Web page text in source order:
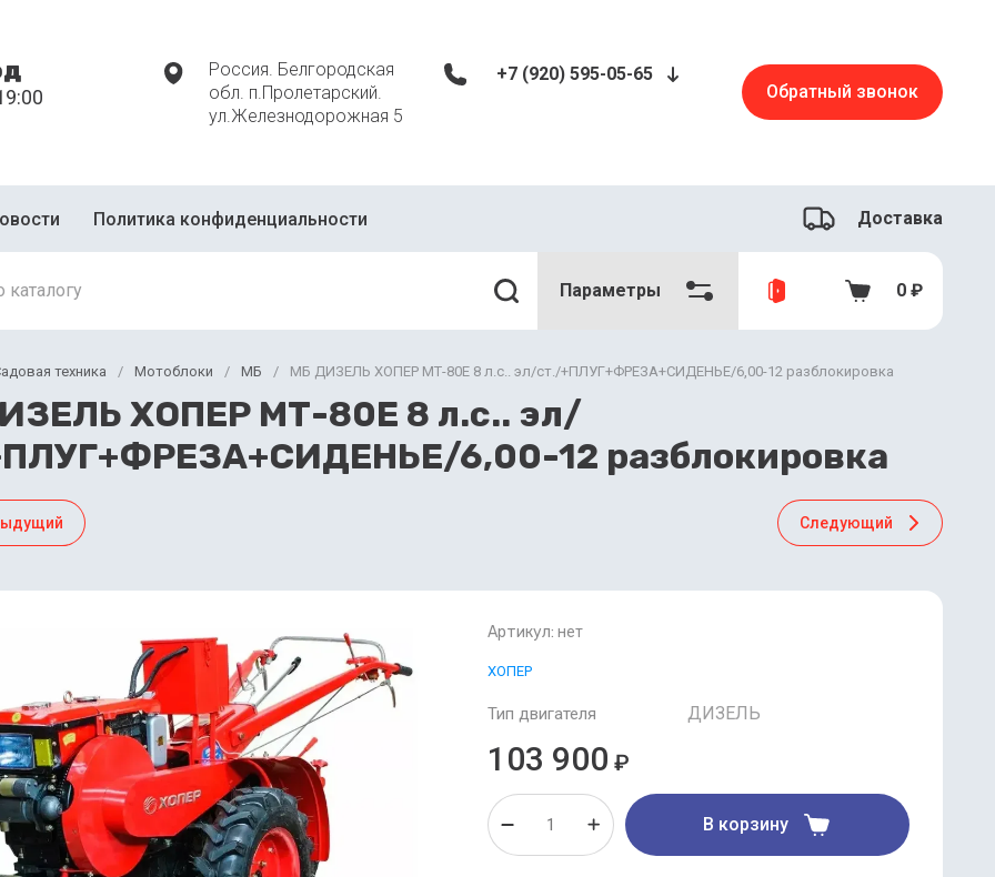
Россия. Белгородская
обл. п.Пролетарский.
ул.Железнодорожная 5
+7 (920) 595-05-65
Обратный звонок
Политика конфиденциальности Доставка
Параметры 0 ₽
техника / Мотоблоки / МБ / МБ ДИЗЕЛЬ ХОПЕР МТ-80Е 8 л.с.. эл/ст./+ПЛУГ+ФРЕЗА+СИДЕНЬЕ/6,00-12 разблокировка
ХОПЕР МТ-80Е 8 л.с.. эл/
6,00-12 разблокировка
Следующий
Артикул: нет
ХОПЕР
Тип двигателя ДИЗЕЛЬ
103 900 ₽
В корзину